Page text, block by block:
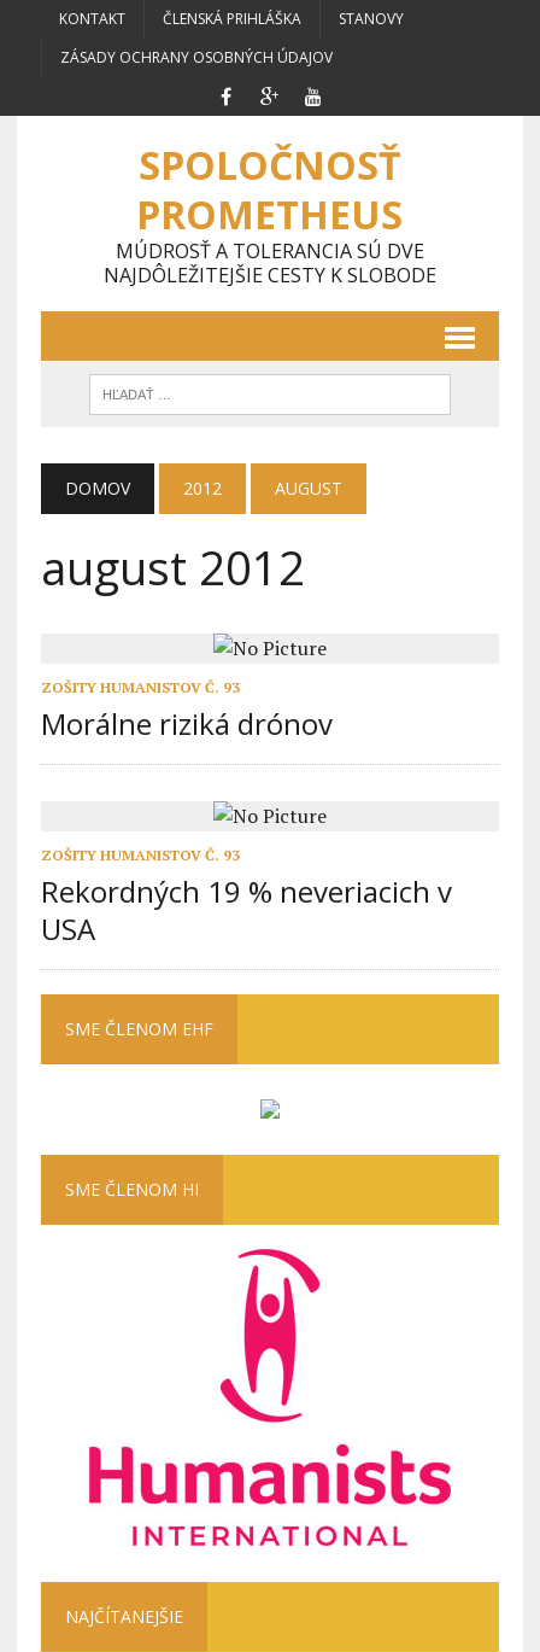
KONTAKT ČLENSKÁ PRIHLÁŠKA
STANOVY
ZÁSADY OCHRANY OSOBNÝCH ÚDAJOV
SPOLOČNOSŤ
PROMETHEUS
MÚDROSŤ A TOLERANCIA SÚ DVE
NAJDÔLEŽITEJŠIE CESTY K SLOBODE
DOMOV 2012 AUGUST
august 2012
ZOŠITY HUMANISTOV Č. 93
Morálne riziká drónov
ZOŠITY HUMANISTOV Č. 93
Rekordných 19 % neveriacich v
USA
SME ČLENOM EHF
SME ČLENOM HI
NAJČÍTANEJŠIE